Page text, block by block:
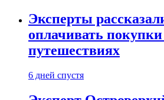
Эксперты
оплачивать
путешествиях
6 дней спустя